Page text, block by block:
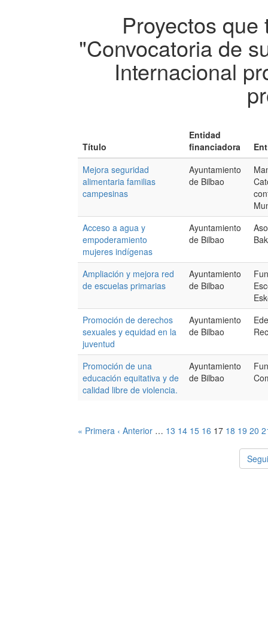
Proyectos
"Convocatoria de
Internacional
Título
Entidad
financiadora
Mejora seguridad
alimentaria familias
campesinas
Ayuntamiento
de Bilbao
Acceso a agua y
empoderamiento
mujeres indígenas
Ayuntamiento
de Bilbao
Ampliación y mejora red
de escuelas primarias
Ayuntamiento
de Bilbao
Promoción de derechos
sexuales y equidad en la
juventud
Ayuntamiento
de Bilbao
Promoción de una
educación equitativa y de
calidad libre de violencia.
Ayuntamiento
de Bilbao
« Primera ‹ Anterior … 13 14 15 16 17 18 19 20